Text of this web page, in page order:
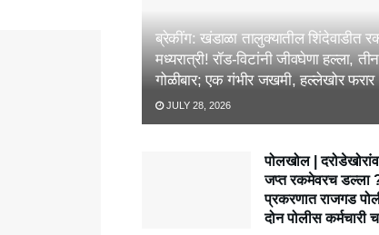
ब्रेकींग: खंडाळा तालुक्यातील शिंदेवाडीत
मध्यरात्री! रॉड-विटांनी जीवघेणा हल्ला,
गोळीबार; एक गंभीर जखमी, हल्लेखोर फरार
JULY 28, 2026
पोलखोल |
जप्त रकमेवरच डल्ला ?
प्रकरणात राजगड
दोन पोलीस कर्मचारी